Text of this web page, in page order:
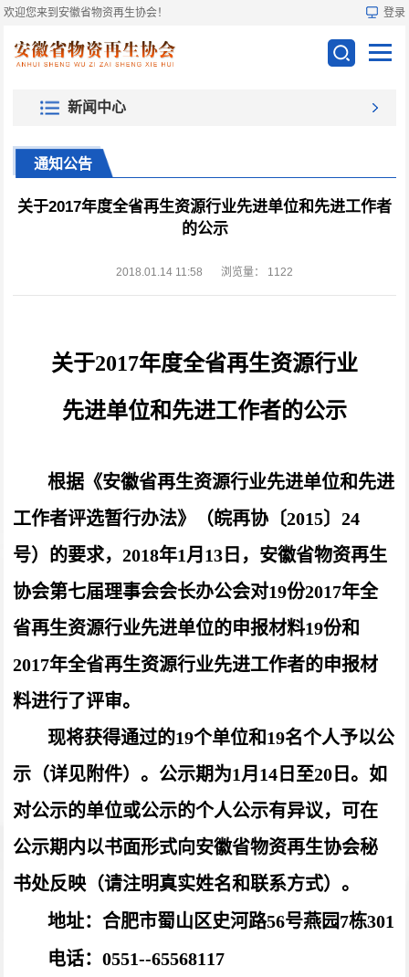
欢迎您来到安徽省物资再生协会！ 登录
新闻中心
通知公告
关于2017年度全省再生资源行业先进单位和先进工作者
的公示
2018.01.14 11:58 浏览量： 1122
关于2017年度全省再生资源行业
先进单位和先进工作者的公示
根据《安徽省再生资源行业先进单位和先进
工作者评选暂行办法》（皖再协〔2015〕24
号）的要求，2018年1月13日，安徽省物资再生
协会第七届理事会会长办公会对19份2017年全
省再生资源行业先进单位的申报材料19份和
2017年全省再生资源行业先进工作者的申报材
料进行了评审。
现将获得通过的19个单位和19名个人予以公
示（详见附件）。公示期为1月14日至20日。如
对公示的单位或公示的个人公示有异议，可在
公示期内以书面形式向安徽省物资再生协会秘
书处反映（请注明真实姓名和联系方式）。
地址：合肥市蜀山区史河路56号燕园7栋301
电话：0551--65568117